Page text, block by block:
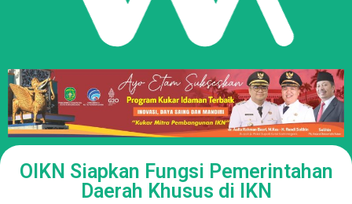
OIKN Siapkan Fungsi Pemerintahan
Daerah Khusus di IKN